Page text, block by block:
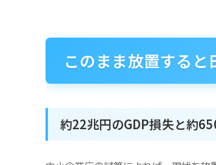
このまま放置する
約22兆円のGDP損失と約